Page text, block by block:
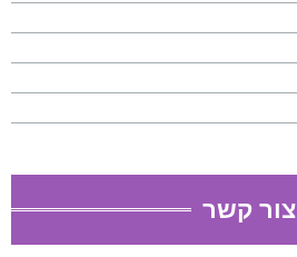
צור קשר